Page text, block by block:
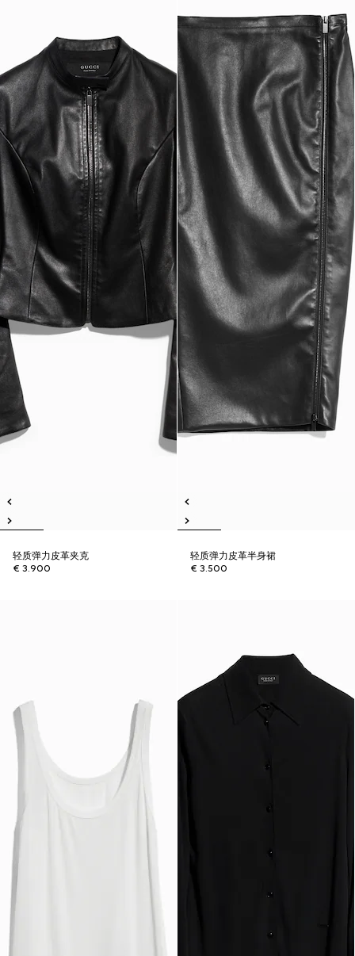
轻质弹力皮革夹克
€ 3.900
轻质弹力皮革半身裙
€ 3.500